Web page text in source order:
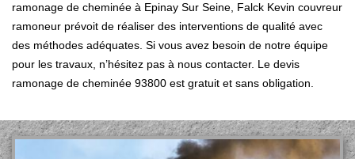
ramonage de cheminée à Epinay Sur Seine, Falck Kevin couvreur
ramoneur prévoit de réaliser des interventions de qualité avec
des méthodes adéquates. Si vous avez besoin de notre équipe
pour les travaux, n’hésitez pas à nous contacter. Le devis
ramonage de cheminée 93800 est gratuit et sans obligation.